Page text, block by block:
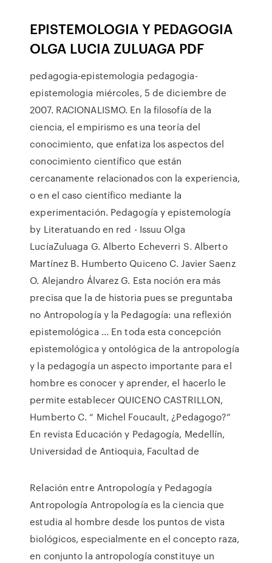
EPISTEMOLOGIA Y PEDAGOGIA
OLGA LUCIA ZULUAGA PDF
pedagogia-epistemologia pedagogia-
epistemologia miércoles, 5 de diciembre de
2007. RACIONALISMO. En la filosofía de la
ciencia, el empirismo es una teoría del
conocimiento, que enfatiza los aspectos del
conocimiento científico que están
cercanamente relacionados con la experiencia,
o en el caso científico mediante la
experimentación. Pedagogía y epistemología
by Literatuando en red - Issuu Olga
LucíaZuluaga G. Alberto Echeverri S. Alberto
Martínez B. Humberto Quiceno C. Javier Saenz
O. Alejandro Álvarez G. Esta noción era más
precisa que la de historia pues se preguntaba
no Antropología y la Pedagogía: una reflexión
epistemológica ... En toda esta concepción
epistemológica y ontológica de la antropología
y la pedagogía un aspecto importante para el
hombre es conocer y aprender, el hacerlo le
permite establecer QUICENO CASTRILLON,
Humberto C. “ Michel Foucault, ¿Pedagogo?”
En revista Educación y Pedagogía, Medellín,
Universidad de Antioquia, Facultad de
Relación entre Antropología y Pedagogía
Antropología Antropología es la ciencia que
estudia al hombre desde los puntos de vista
biológicos, especialmente en el concepto raza,
en conjunto la antropología constituye un